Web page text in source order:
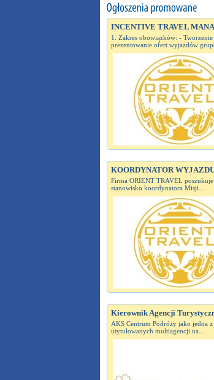
INCENTIVE TRAVEL
1. Zakres obowiązków: - Tworzenie
prezentowanie ofert wyjazdów
KOORDYNATOR
Firma ORIENT TRAVEL poszukuje
stanowisko koordynatora Misji...
Kierownik Agencji
AKS Centrum Podróży jako jedna
utytułowanych multiagencji na...